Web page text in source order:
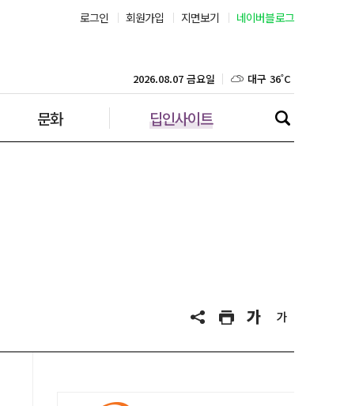
로그인 회원가입 지면보기 네이버블로그
문화 딥인사이트
2026.08.07 금요일 대구 36˚C
인천 32˚C
제주 31˚C